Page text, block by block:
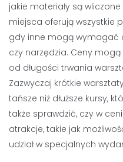
jakie materiały są
miejsca oferują wszystkie
gdy inne mogą wymagać
czy narzędzia. Ceny mogą
od długości trwania
Zazwyczaj krótkie
tańsze niż dłuższe kursy,
także sprawdzić, czy w
atrakcje, takie jak
udział w specjalnych